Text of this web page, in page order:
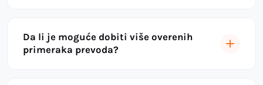
Da li je moguće dobiti više overenih
primeraka prevoda?